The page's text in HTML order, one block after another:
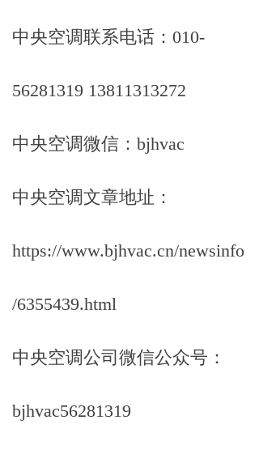
中央空调联系电话：010-
56281319 13811313272
中央空调微信：bjhvac
中央空调文章地址：
https://www.bjhvac.cn/newsinfo
/6355439.html
中央空调公司微信公众号：
bjhvac56281319